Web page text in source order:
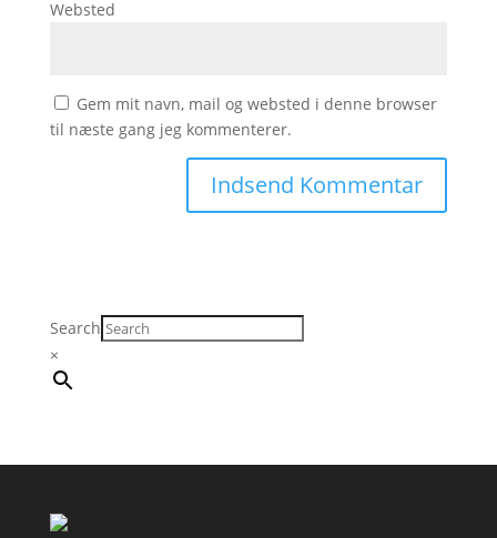
Websted
Gem mit navn, mail og websted i denne browser
til næste gang jeg kommenterer.
Search
×